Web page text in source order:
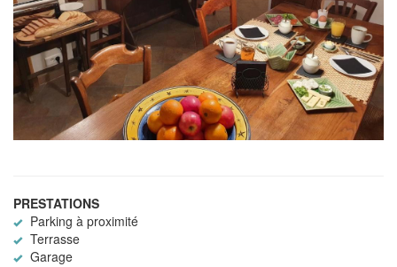
PRESTATIONS
Parking à proximité
Terrasse
Garage